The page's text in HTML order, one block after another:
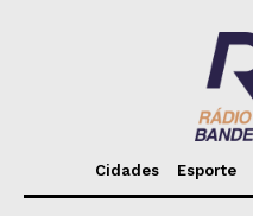
Cidades Esporte